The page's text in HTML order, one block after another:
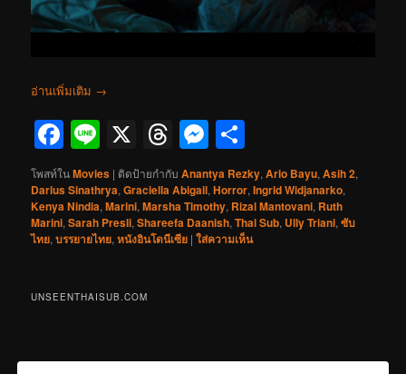
อ่านเพิ่มเติม →
Facebook
Line
X Threads
Messenger
โพสท์ในMovies | ติดป้ายกำกับ Anantya Rezky,Ario Bayu,Asih 2,
Darius Sinathrya,Graciella Abigail,Horror,Ingrid Widjanarko,
Kenya Nindia,Marini,Marsha Timothy, Rizal Mantovani, Ruth
Marini,Sarah Presli,Shareefa Daanish,Thai Sub, Ully Triani,ซับ
ไทย,บรรยายไทย,หนังอินโดนีเซีย |ใส่ความเห็น
UNSEENTHAISUB.COM